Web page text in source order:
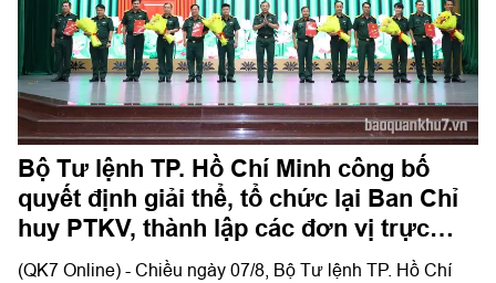
Bộ Tư lệnh TP. Hồ Chí Minh công bố
quyết định giải thể, tổ chức lại Ban Chỉ
huy PTKV, thành lập các đơn vị trực
thuộc
(QK7 Online) - Chiều ngày 07/8, Bộ Tư lệnh TP. Hồ Chí